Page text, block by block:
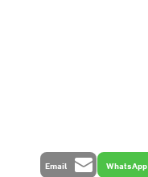
WhatsApp
Email